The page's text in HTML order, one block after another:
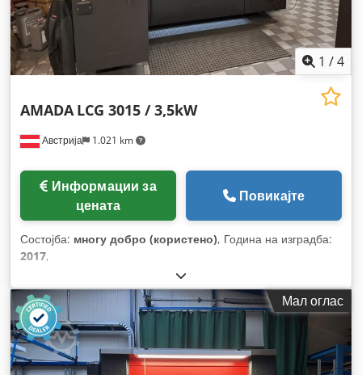
1 /4
Австрија 1.021 km
AMADA LCG 3015 / 3,5kW
цената
Повикајте
Состојба: многу добро (користено), Година на изградба:
2017,
Мал оглас